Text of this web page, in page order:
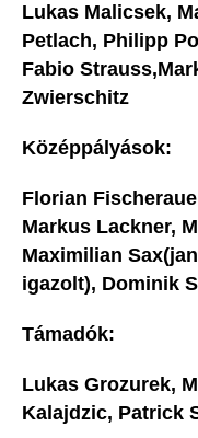
Lukas Malicsek,
Petlach, Philipp
Fabio
Zwierschitz
Középpályások:
Florian
Markus Lackner,
Maximilian
igazolt),
Támadók:
Lukas Grozurek,
Kalajdzic, Patrick